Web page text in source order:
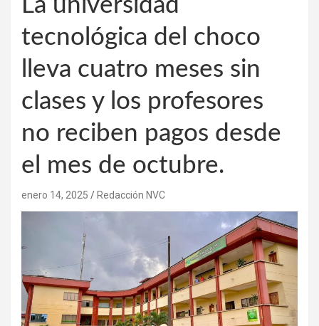
La universidad
tecnológica del choco
lleva cuatro meses sin
clases y los profesores
no reciben pagos desde
el mes de octubre.
enero 14, 2025 Redacción NVC